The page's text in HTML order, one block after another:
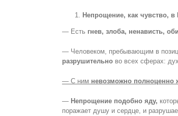
Непрощение, как чувство,
— Есть гнев, злоба, ненависть,
— Человеком, пребывающим в
разрушительново всех сферах:
— С ним невозможно полноценно
— Непрощение подобно яду,
поражает душу и сердце, и